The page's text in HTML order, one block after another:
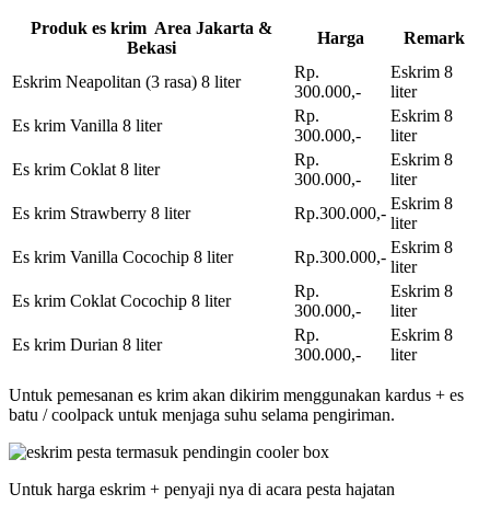
Produk es krim Area Jakarta &
Bekasi
Harga Remark
Eskrim Neapolitan (3 rasa) 8 liter
Rp.
300.000,-
Eskrim 8
liter
Es krim Vanilla 8 liter
Rp.
300.000,-
Eskrim 8
liter
Es krim Coklat 8 liter
Rp.
300.000,-
Eskrim 8
liter
Es krim Strawberry 8 liter
Rp.300.000,-
Eskrim 8
liter
Es krim Vanilla Cocochip 8 liter
Rp.300.000,-
Eskrim 8
liter
Es krim Coklat Cocochip 8 liter
Rp.
300.000,-
Eskrim 8
liter
Es krim Durian 8 liter
Rp.
300.000,-
Eskrim 8
liter
Untuk pemesanan es krim akan dikirim menggunakan kardus + es
batu / coolpack untuk menjaga suhu selama pengiriman.
Untuk harga eskrim + penyaji nya di acara pesta hajatan